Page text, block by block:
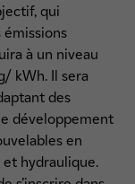
qui
à un niveau
kWh. Il sera
des
développement
en
hydraulique.